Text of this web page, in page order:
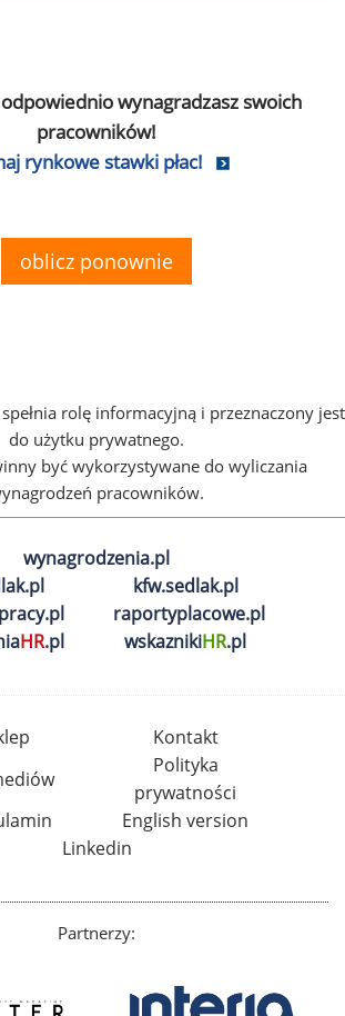
wynagradzasz swoich
pracowników!
rynkowe stawki płac!
oblicz ponownie
rolę informacyjną i przeznaczony jest
do użytku prywatnego.
być wykorzystywane do wyliczania
pracowników.
wynagrodzenia.pl
kfw.sedlak.pl
raportyplacowe.pl
HR.pl wskaznikiHR.pl
Kontakt
Polityka
prywatności
English version
Linkedin
Partnerzy: